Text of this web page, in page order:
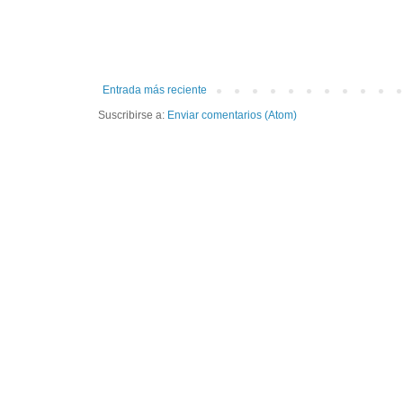
Entrada más reciente
Suscribirse a: Enviar comentarios (Atom)